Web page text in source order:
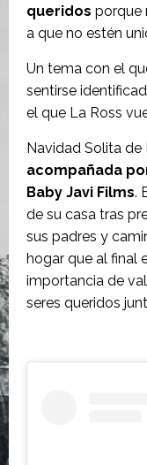
queridos porque
a que no estén
Un tema con el
sentirse
el que La Ross
Navidad Solita de
acompañada
Baby Javi Films.
de su casa tras
sus padres y
hogar que al final
importancia de
seres queridos